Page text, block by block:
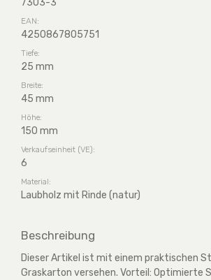
7303-3
EAN:
4250867805751
Tiefe:
25 mm
Breite:
45 mm
Höhe:
150 mm
Verkaufseinheit (VE):
6
Material:
Laubholz mit Rinde (natur)
Beschreibung
Dieser Artikel ist mit einem praktischen
Graskarton versehen. Vorteil: Optimierte